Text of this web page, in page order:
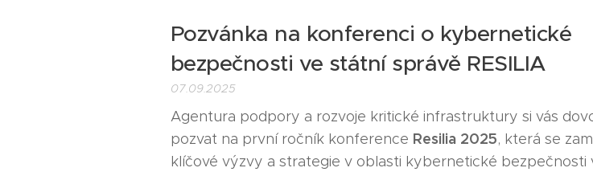
Pozvánka na konferenci o kybernetické
bezpečnosti ve státní správě RESILIA
07.09.2025
Agentura podpory a rozvoje kritické infrastruktury si vás
pozvat na první ročník konference Resilia 2025, která se
klíčové výzvy a strategie v oblasti kybernetické bezpečnosti